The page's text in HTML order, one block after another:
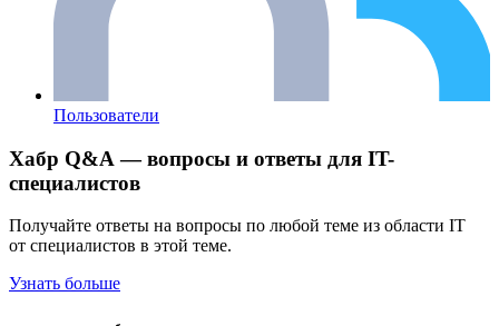
Пользователи
Хабр Q&A — вопросы и ответы для IT-
специалистов
Получайте ответы на вопросы по любой теме из области IT
от специалистов в этой теме.
Узнать больше